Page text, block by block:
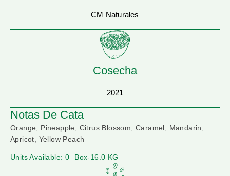
CM Naturales
Cosecha
2021
Notas De Cata
Orange, Pineapple, Citrus Blossom, Caramel, Mandarin,
Apricot, Yellow Peach
Units Available: 0 Box-16.0 KG